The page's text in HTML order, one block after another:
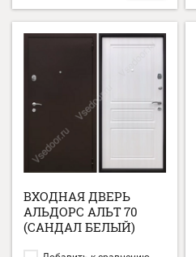
ВХОДНАЯ ДВЕРЬ
АЛЬДОРС АЛЬТ 70
(САНДАЛ БЕЛЫЙ)